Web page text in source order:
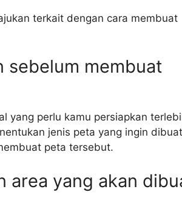
terkait dengan cara membuat
sebelum membuat
yang perlu kamu persiapkan
jenis peta yang ingin
peta tersebut.
area yang akan